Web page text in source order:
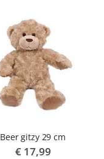
Beer gitzy 29 cm
€ 17,99